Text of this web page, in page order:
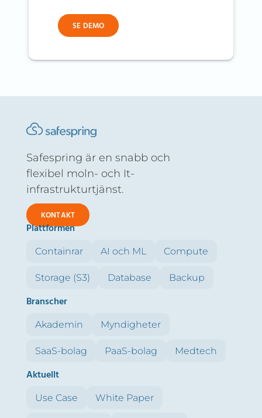
SE DEMO
Safespring är en snabb och
flexibel moln- och It-
infrastrukturtjänst.
KONTAKT
Plattformen
Containrar AI och ML Compute
Storage (S3) Database Backup
Branscher
Akademin Myndigheter
SaaS-bolag PaaS-bolag Medtech
Aktuellt
Use Case White Paper